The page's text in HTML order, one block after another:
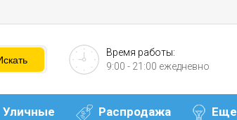
Время работы:
9:00 - 21:00 ежедневно
Уличные Распродажа Еще